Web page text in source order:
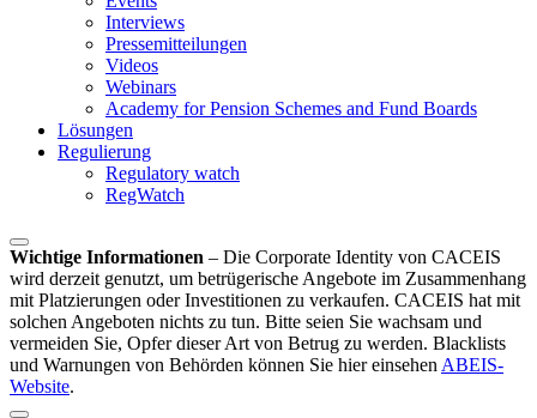
Interviews
Pressemitteilungen
Videos
Webinars
Academy for Pension Schemes and Fund Boards
Lösungen
Regulierung
Regulatory watch
RegWatch
Wichtige Informationen – Die Corporate Identity von CACEIS
wird derzeit genutzt, um betrügerische Angebote im Zusammenhang
mit Platzierungen oder Investitionen zu verkaufen. CACEIS hat mit
solchen Angeboten nichts zu tun. Bitte seien Sie wachsam und
vermeiden Sie, Opfer dieser Art von Betrug zu werden. Blacklists
und Warnungen von Behörden können Sie hier einsehen ABEIS-
Website.